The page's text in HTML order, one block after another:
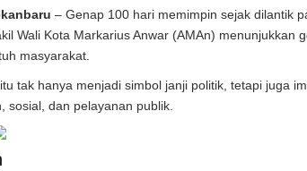
– Genap 100 hari memimpin sejak dilantik
Wali Kota Markarius Anwar (AMAn) menunjukkan
masyarakat.
tak hanya menjadi simbol janji politik, tetapi juga
sosial, dan pelayanan publik.